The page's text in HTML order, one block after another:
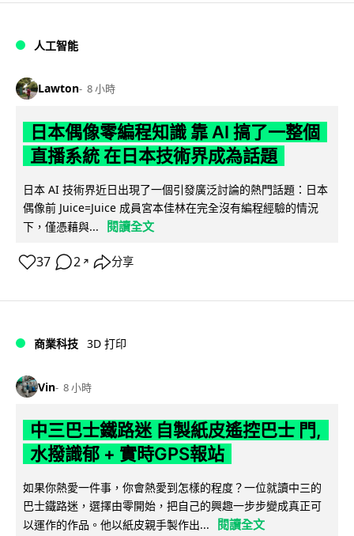
人工智能
Lawton 8 小時
日本偶像零編程知識 靠 AI 搞了一整個
直播系統 在日本技術界成為話題
日本 AI 技術界近日出現了一個引發廣泛討論的熱門話題：日本
偶像前 Juice=Juice 成員宮本佳林在完全沒有編程經驗的情況
下，僅憑藉與...
閱讀全文
37 2 ↗ 分享
商業科技 3D 打印
Vin 8 小時
中三巴士鐵路迷 自製紙皮遙控巴士 門,
水撥識郁 + 實時GPS報站
如果你熱愛一件事，你會熱愛到怎樣的程度？一位就讀中三的
巴士鐵路迷，選擇由零開始，把自己的興趣一步步變成真正可
以運作的作品。他以紙皮親手製作出...
閱讀全文